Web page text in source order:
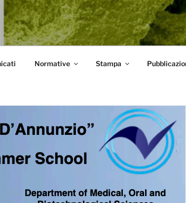
Normative Stampa